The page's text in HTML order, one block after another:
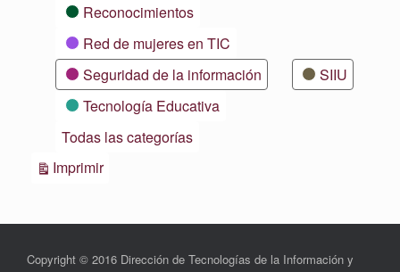
Reconocimientos
Red de mujeres en TIC
Seguridad de la información
SIIU
Tecnología Educativa
Todas las categorías
ImprimirVistas
Copyright © 2016 Dirección de Tecnologías de la Información y